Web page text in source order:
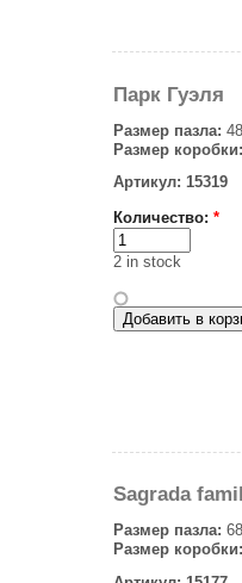
Парк Гуэля
Размер пазла:
Размер коробки:
Артикул: 15319
Количество: *
2 in stock
Sagrada
Размер пазла:
Размер коробки: